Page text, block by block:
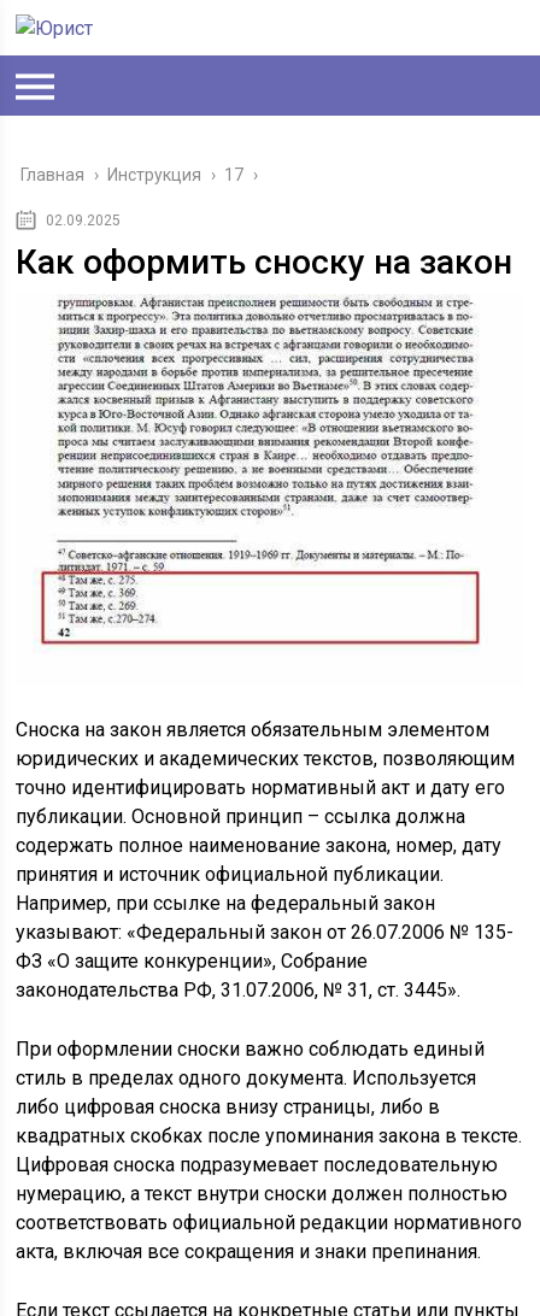
Главная › Инструкция › 17 ›
02.09.2025
Как оформить сноску на закон
Сноска на закон является обязательным элементом
юридических и академических текстов, позволяющим
точно идентифицировать нормативный акт и дату его
публикации. Основной принцип – ссылка должна
содержать полное наименование закона, номер, дату
принятия и источник официальной публикации.
Например, при ссылке на федеральный закон
указывают: «Федеральный закон от 26.07.2006 № 135-
ФЗ «О защите конкуренции», Собрание
законодательства РФ, 31.07.2006, № 31, ст. 3445».
При оформлении сноски важно соблюдать единый
стиль в пределах одного документа. Используется
либо цифровая сноска внизу страницы, либо в
квадратных скобках после упоминания закона в тексте.
Цифровая сноска подразумевает последовательную
нумерацию, а текст внутри сноски должен полностью
соответствовать официальной редакции нормативного
акта, включая все сокращения и знаки препинания.
Если текст ссылается на конкретные статьи или пункты